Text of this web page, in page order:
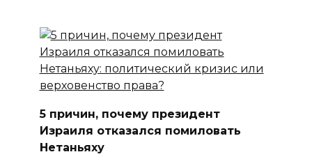
5 причин, почему президент
Израиля отказался помиловать
Нетаньяху